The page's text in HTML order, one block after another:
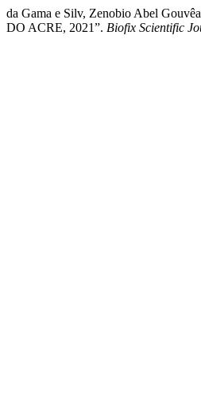
da Gama e Silv, Zenobio Abel
DO ACRE, 2021”. Biofix Scientific